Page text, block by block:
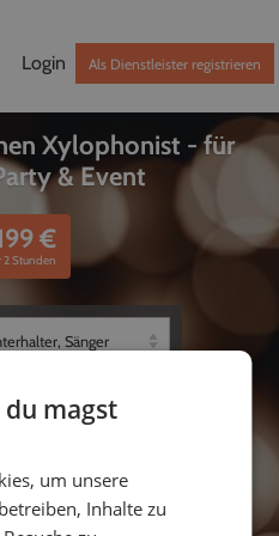
Login Als Dienstleister registrieren
Xylophonist - für
& Event
€
2 Stunden
magst
um unsere
Inhalte zu